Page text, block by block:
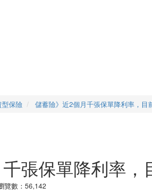
型保險 儲蓄險》近2個月千張保單降利率，目
張保單降利率
覽數：56,142